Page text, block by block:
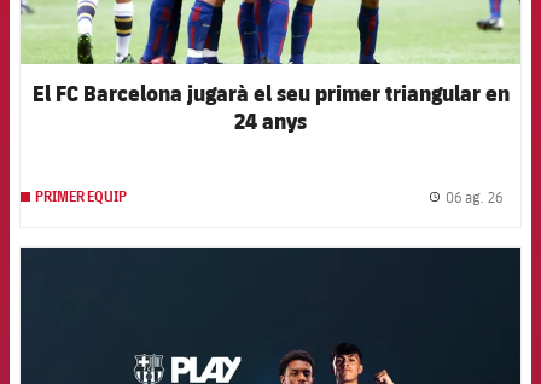
El FC Barcelona jugarà el seu primer triangular en
24 anys
PRIMER EQUIP 06 ag. 26